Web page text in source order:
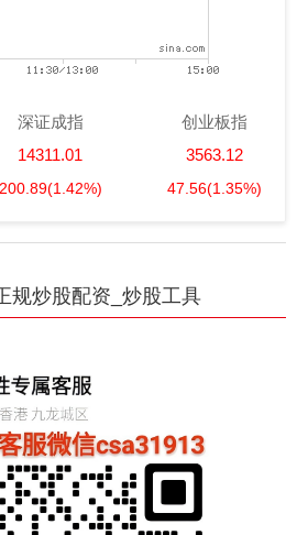
深证成指
14311.01
200.89(1.42%)
创业板指
3563.12
47.56(1.35%)
规炒股配资_炒股工具